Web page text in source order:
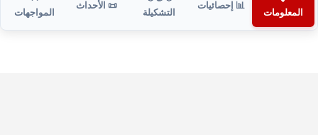
المعلومات
📊 إحصائيات
التشكيلة
📜 الأحداث
المواجهات